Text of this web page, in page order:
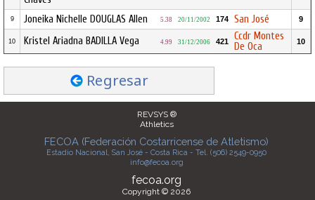
9 Joneika Nichelle DOUGLAS Allen 5.38 20/11/2002 174 San José 9
10 Kristel Ariadna BADILLA Vega 4.99 31/12/2006 421
Ccdr Montes
De Oca
10
Regresar
REVSYS ®
Athletics
FECOA (Federación Costarricense de Atletismo)
Estadio Nacional, San José - Costa Rica - Tel. (506) 2549-0950
info@fecoa.org
fecoa.org
Copyright © 2026